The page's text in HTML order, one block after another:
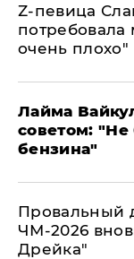
Z-певица
очень плохо"
Лайма
советом: "Не
бензина"
Провальный
ЧМ-2026
Дрейка"